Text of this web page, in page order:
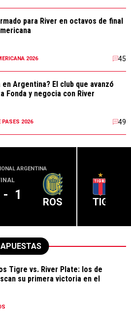
para River en octavos de final
2026 45
en Argentina? El club que avanzó
Fonda y negocia con River
PASES 2026 49
ARGENTINA
- 1 ROS TIG
APUESTAS
Tigre vs. River Plate: los de
su primera victoria en el